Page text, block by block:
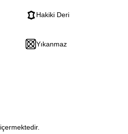
Hakiki Deri
Yıkanmaz